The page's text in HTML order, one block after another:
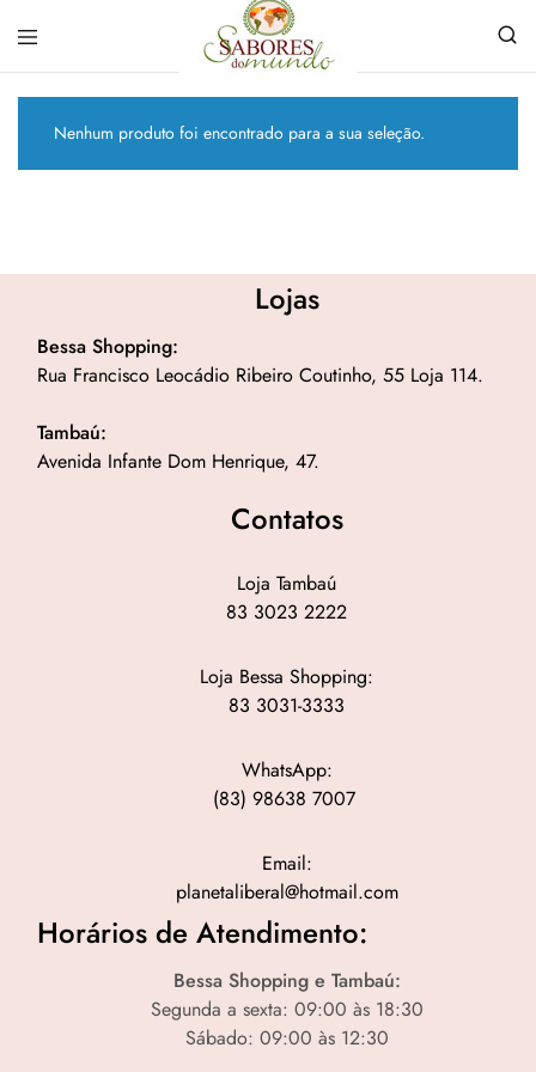
do
Mundo
loja
Temperos
Especiarias
Nenhum produto foi encontrado para a sua seleção.
Lojas
Bessa Shopping:
Rua Francisco Leocádio Ribeiro Coutinho, 55 Loja 114.
Tambaú:
Avenida Infante Dom Henrique, 47.
Contatos
Loja Tambaú
83 3023 2222
Loja Bessa Shopping:
83 3031-3333
WhatsApp:
(83) 98638 7007
Email:
planetaliberal@hotmail.com
Horários de Atendimento:
Bessa Shopping e Tambaú:
Segunda a sexta: 09:00 às 18:30
Sábado: 09:00 às 12:30